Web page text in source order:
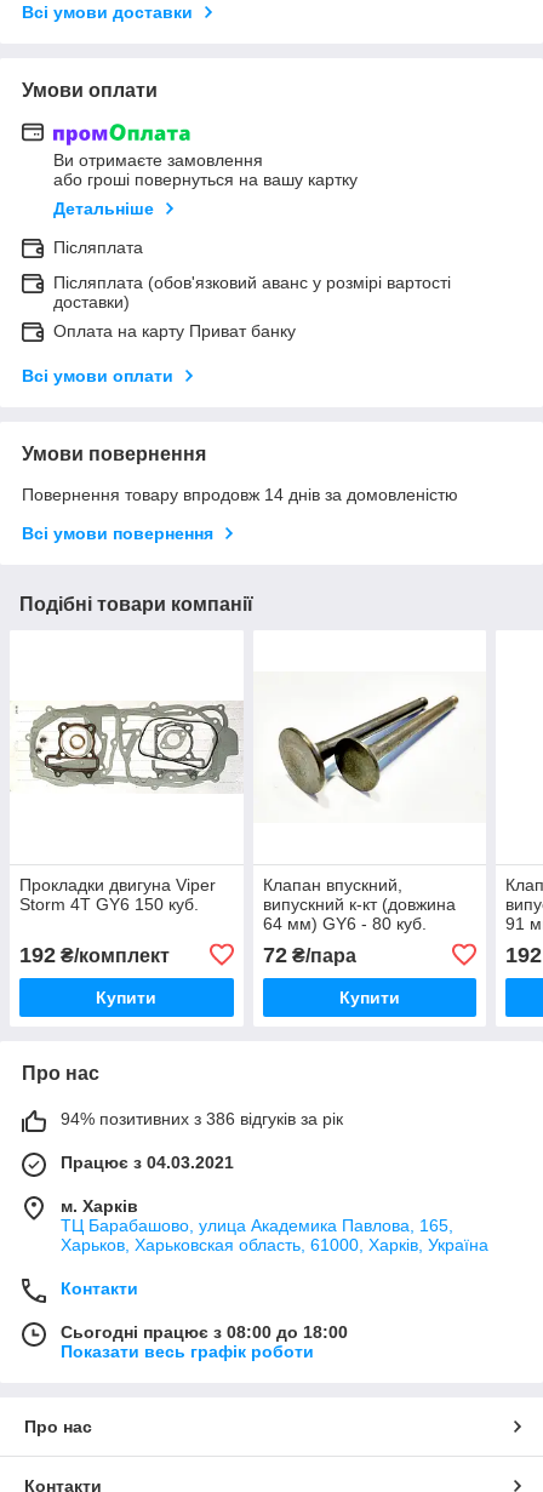
Всі умови доставки
Умови оплати
Ви отримаєте замовлення
або гроші повернуться на вашу картку
Детальніше
Післяплата
Післяплата (обов'язковий аванс у розмірі вартості
доставки)
Оплата на карту Приват банку
Всі умови оплати
Умови повернення
Повернення товару впродовж 14 днів за домовленістю
Всі умови повернення
Подібні товари компанії
Прокладки двигуна Viper
Storm 4T GY6 150 куб.
192 ₴/комплект
Купити
Клапан впускний,
випускний к-кт (довжина
64 мм) GY6 - 80 куб.
72₴/пара
Купити
91
192
Про нас
94% позитивних з 386 відгуків за рік
Працює з 04.03.2021
м. Харків
ТЦ Барабашово, улица Академика Павлова, 165,
Харьков, Харьковская область, 61000, Харків, Україна
Контакти
Сьогодні працює з 08:00 до 18:00
Показати весь графік роботи
Про нас
Контакти